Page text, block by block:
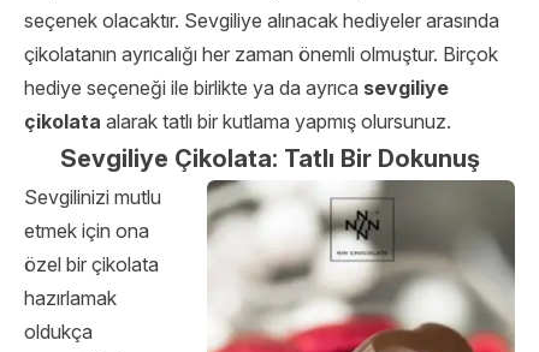
seçenek olacaktır. Sevgiliye alınacak hediyeler arasında
çikolatanın ayrıcalığı her zaman önemli olmuştur. Birçok
hediye seçeneği ile birlikte ya da ayrıca sevgiliye
çikolata alarak tatlı bir kutlama yapmış olursunuz.
Sevgiliye Çikolata: Tatlı Bir Dokunuş
Sevgilinizi mutlu
etmek için ona
özel bir çikolata
hazırlamak
oldukça